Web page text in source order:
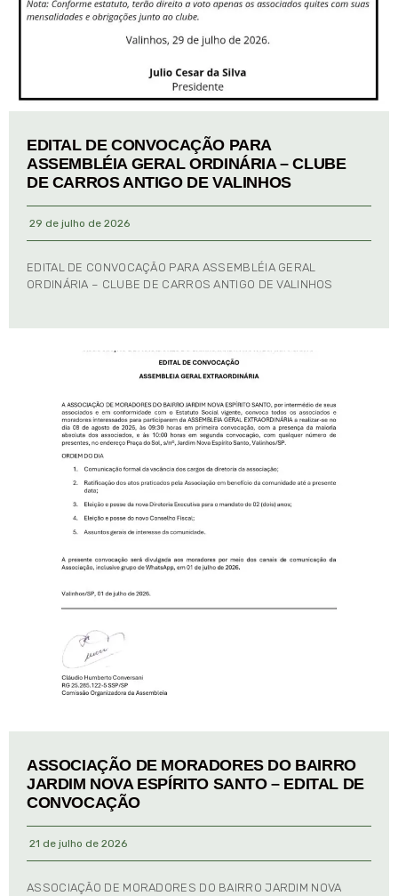
EDITAL DE CONVOCAÇÃO PARA
ASSEMBLÉIA GERAL ORDINÁRIA – CLUBE
DE CARROS ANTIGO DE VALINHOS
29 de julho de 2026
EDITAL DE CONVOCAÇÃO PARA ASSEMBLÉIA GERAL
ORDINÁRIA – CLUBE DE CARROS ANTIGO DE VALINHOS
ASSOCIAÇÃO DE MORADORES DO BAIRRO
JARDIM NOVA ESPÍRITO SANTO – EDITAL DE
CONVOCAÇÃO
21 de julho de 2026
ASSOCIAÇÃO DE MORADORES DO BAIRRO JARDIM NOVA